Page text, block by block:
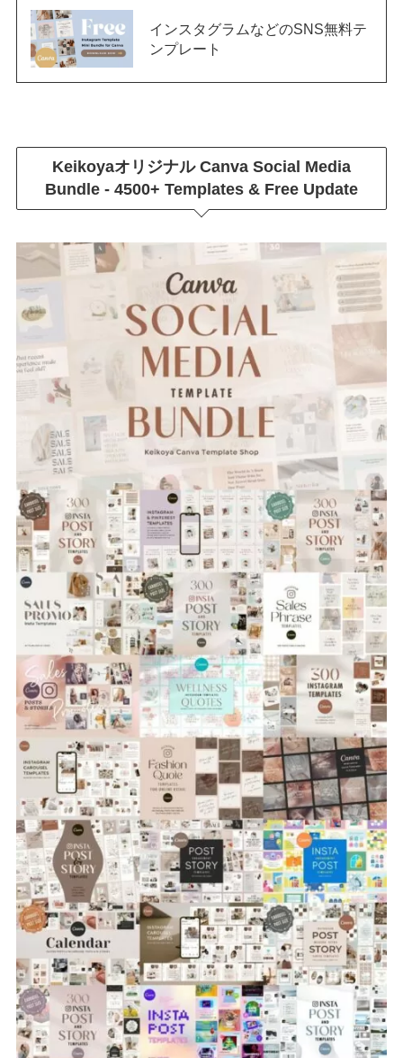
インスタグラムなどのSNS無料テ
ンプレート
Keikoyaオリジナル Canva Social Media
Bundle - 4500+ Templates & Free Update